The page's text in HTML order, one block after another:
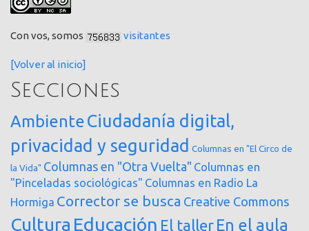
Con vos, somos visitantes
[Volver al inicio]
Secciones
AmbienteCiudadanía digital,
privacidad y seguridad Columnas en "El Circo de
la Vida" Columnas en "Otra Vuelta" Columnas en
"Pinceladas sociológicas" Columnas en Radio La
Hormiga Corrector se busca Creative Commons
Cultura Educación El taller En el aula